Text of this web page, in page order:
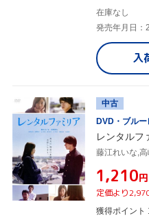
在庫なし
発売年月日：
入
中古
DVD・ブルー
レンタルフ
¥1,210円
定価より
獲得ポイント